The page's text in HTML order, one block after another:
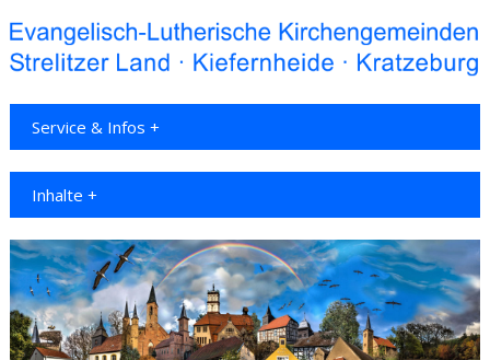
Service & Infos +
Inhalte +